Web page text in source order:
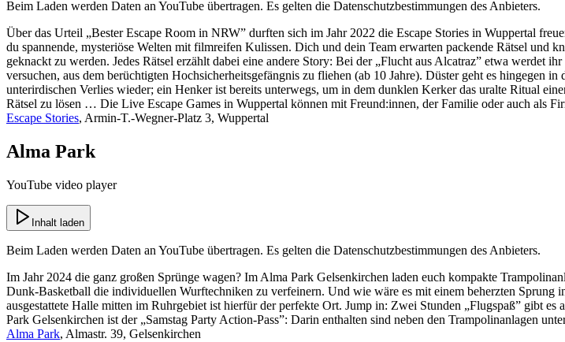
Beim Laden werden Daten anYouTube übertragen. Es gelten die Datenschutzbestimmungen des Anbieters.
Über das Urteil „Bester Escape Room in NRW” durften sich im Jahr 2022 die Escape Stories in Wuppertal
du spannende, mysteriöse Welten mit filmreifen Kulissen. Dich und dein Team erwarten packende Rätsel und
geknackt zu werden. Jedes Rätsel erzählt dabei eine andere Story: Bei der „Flucht aus Alcatraz” etwa werdet
versuchen, aus dem berüchtigten Hochsicherheitsgefängnis zu fliehen (ab 10 Jahre). Düster geht es hingegen
unterirdischen Verlies wieder; ein Henker ist bereits unterwegs, um in dem dunklen Kerker das uralte Ritual
Rätsel zu lösen … Die Live Escape Games in Wuppertal können mit Freund:innen, der Familie oder auch als
Escape Stories, Armin-T.-Wegner-Platz 3, Wuppertal
Alma Park
YouTube video player
Inhalt laden
Beim Laden werden Daten an YouTube übertragen. Es gelten die Datenschutzbestimmungen des Anbieters.
Im Jahr 2024 die ganz großen Sprünge wagen? Im Alma Park Gelsenkirchen laden euch kompakte
Dunk-Basketball die individuellen Wurftechniken zu verfeinern. Und wie wäre es mit einem beherzten
ausgestattete Halle mitten im Ruhrgebiet ist hierfür der perfekte Ort. Jump in: Zwei Stunden „Flugspaß” gibt
Park Gelsenkirchen ist der „Samstag Party Action-Pass”: Darin enthalten sind neben den Trampolinanlagen
Alma Park, Almastr. 39, Gelsenkirchen